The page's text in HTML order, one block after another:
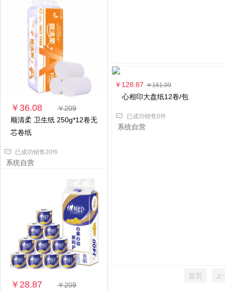
￥36.08
￥209
顺清柔 卫生纸 250g*12卷无
芯卷纸
已成功销售20件
系统自营
￥28.87
￥209
￥128.87 ￥161.09
心相印大盘纸12卷/包
已成功销售0件
系统自营
首页 上